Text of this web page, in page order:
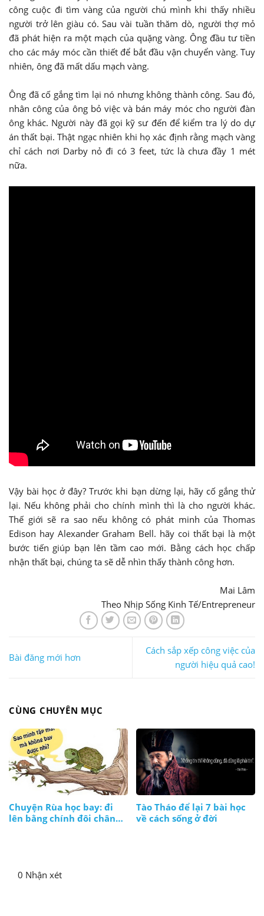
công cuộc đi tìm vàng của người chú mình khi thấy nhiều
người trở lên giàu có. Sau vài tuần thăm dò, người thợ mỏ
đã phát hiện ra một mạch của quặng vàng. Ông đầu tư tiền
cho các máy móc cần thiết để bắt đầu vận chuyển vàng. Tuy
nhiên, ông đã mất dấu mạch vàng.
Ông đã cố gắng tìm lại nó nhưng không thành công. Sau đó,
nhân công của ông bỏ việc và bán máy móc cho người đàn
ông khác. Người này đã gọi kỹ sư đến để kiểm tra lý do dự
án thất bại. Thật ngạc nhiên khi họ xác định rằng mạch vàng
chỉ cách nơi Darby nỏ đi có 3 feet, tức là chưa đầy 1 mét
nữa.
Vậy bài học ở đây? Trước khi bạn dừng lại, hãy cố gắng thử
lại. Nếu không phải cho chính mình thì là cho người khác.
Thế giới sẽ ra sao nếu không có phát minh của Thomas
Edison hay Alexander Graham Bell. hãy coi thất bại là một
bước tiến giúp bạn lên tầm cao mới. Bằng cách học chấp
nhận thất bại, chúng ta sẽ dễ nhìn thấy thành công hơn.
Mai Lâm
Theo Nhịp Sống Kinh Tế/Entrepreneur
Bài đăng mới hơn
Cách sắp xếp công việc của
người hiệu quả cao!
CÙNG CHUYÊN MỤC
Chuyện Rùa học bay: đi
lên bằng chính đôi chân
Tào Tháo để lại 7 bài học
về cách sống ở đời
0 Nhận xét